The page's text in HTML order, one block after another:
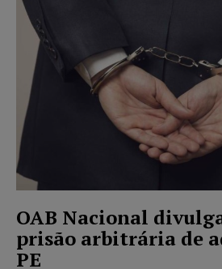
OAB Nacional
prisão arbitrária de
PE